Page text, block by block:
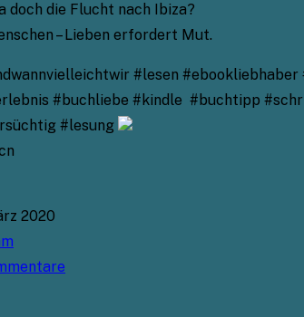
die Flucht nach Ibiza?
– Lieben erfordert Mut.
#lesen
#buchliebe #kindle #buchtipp
#lesung
2020